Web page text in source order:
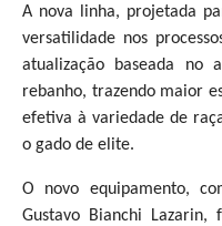
A nova linha, projetada
versatilidade nos
atualização baseada no
rebanho, trazendo maior
efetiva à variedade de
o gado de elite.
O novo equipamento,
Gustavo Bianchi